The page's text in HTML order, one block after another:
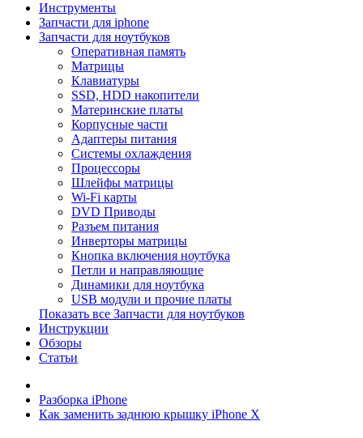
Инструменты
Запчасти для iphone
Запчасти для ноутбуков
Оперативная память
Матрицы
Клавиатуры
SSD, HDD накопители
Материнские платы
Корпусные части
Адаптеры питания
Системы охлаждения
Процессоры
Шлейфы матрицы
Wi-Fi карты
DVD Приводы
Разъем питания
Инверторы матрицы
Кнопка включения ноутбука
Петли и направляющие
Динамики для ноутбука
USB модули и прочие платы
Показать все Запчасти для ноутбуков
Инструкции
Обзоры
Статьи
Разборка iPhone
Как заменить заднюю крышку iPhone X